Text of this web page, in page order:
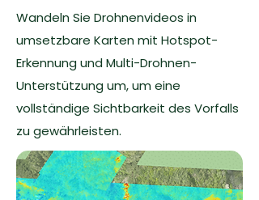
Wandeln Sie Drohnenvideos in
umsetzbare Karten mit Hotspot-
Erkennung und Multi-Drohnen-
Unterstützung um, um eine
vollständige Sichtbarkeit des Vorfalls
zu gewährleisten.